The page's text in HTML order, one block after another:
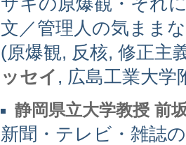
文／管理人の気まま
(原爆観, 反核, 修正主
ッセイ , 広島工業大
静岡県立大学教授 前
新聞・テレビ・雑誌